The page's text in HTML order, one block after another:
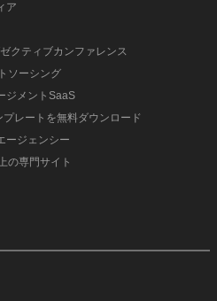
ア
クティブカンファレンス
ソーシング
ジメントSaaS
プレートを無料ダウンロード
ージェンシー
の専門サイト